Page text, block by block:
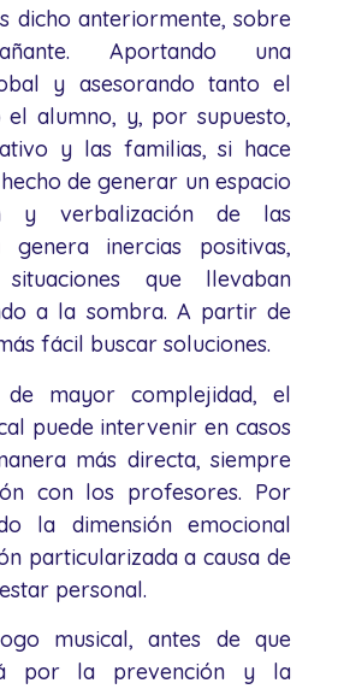
dicho anteriormente, sobre
Aportando una
y asesorando tanto el
alumno, y, por supuesto,
y las familias, si hace
de generar un espacio
y verbalización de las
genera inercias positivas,
situaciones que llevaban
a la sombra. A partir de
fácil buscar soluciones.
de mayor complejidad, el
puede intervenir en casos
más directa, siempre
con los profesores. Por
la dimensión emocional
particularizada a causa de
personal.
musical, antes de que
por la prevención y la